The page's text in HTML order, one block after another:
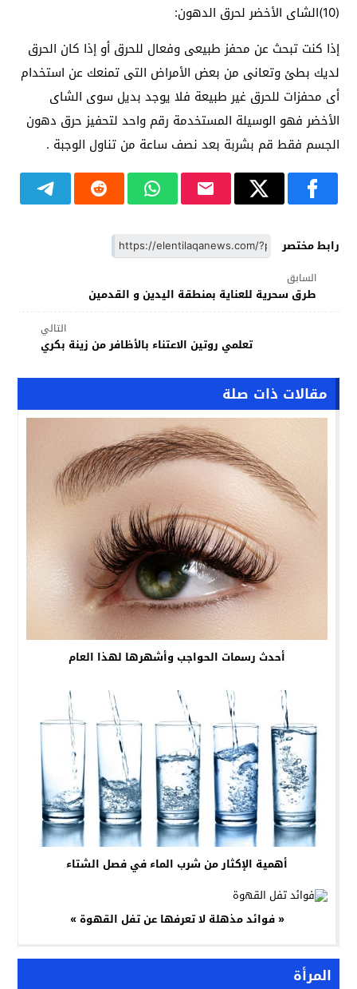
(10)الشاى الأخضر لحرق الدهون:
إذا كنت تبحث عن محفز طبيعى وفعال للحرق أو إذا كان الحرق
لديك بطئ وتعانى من بعض الأمراض التى تمنعك عن استخدام
أى محفزات للحرق غير طبيعة فلا يوجد بديل سوى الشاى
الأخضر فهو الوسيلة المستخدمة رقم واحد لتحفيز حرق دهون
الجسم فقط قم بشربة بعد نصف ساعة من تناول الوجبة .
رابط مختصر
السابق
طرق سحرية للعناية بمنطقة اليدين و القدمين
التالي
تعلمي روتين الاعتناء بالأظافر من زينة بكري
مقالات ذات صلة
أحدث رسمات الحواجب وأشهرها لهذا العام
أهمية الإكثار من شرب الماء في فصل الشتاء
« فوائد مذهلة لا تعرفها عن تفل القهوة »
المرأة